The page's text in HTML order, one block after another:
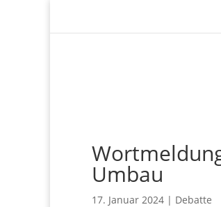
Umbau
17. Januar 2024 | Debatte